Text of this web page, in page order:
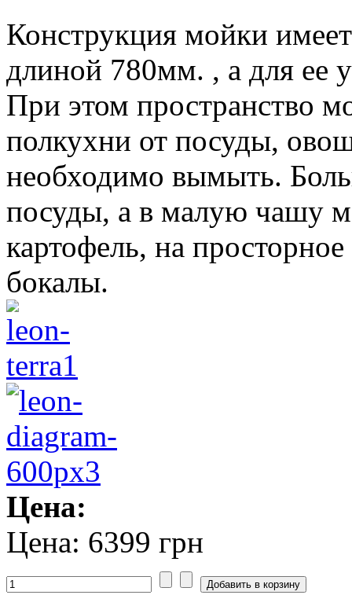
Конструкция мойки
длиной 780мм. , а для ее
При этом пространство
полкухни от посуды,
необходимо вымыть.
посуды, а в малую чашу
картофель, на
бокалы.
Цена:
Цена: 6399 грн